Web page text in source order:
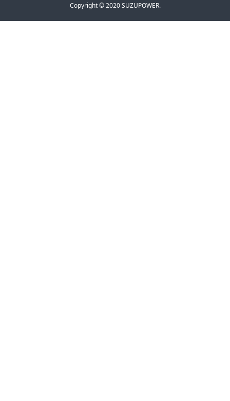
Copyright © 2020 SUZUPOWER.